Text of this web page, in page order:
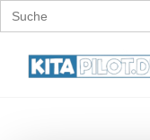
Search
for: